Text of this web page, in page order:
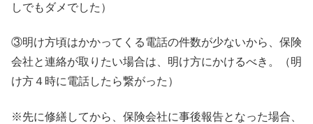
しでもダメでした）
③明け方頃はかかってくる電話の件数が少ないから、保険
会社と連絡が取りたい場合は、明け方にかけるべき。（明
け方４時に電話したら繋がった）
※先に修繕してから、保険会社に事後報告となった場合、